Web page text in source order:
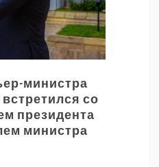
министра
со
президента
министра